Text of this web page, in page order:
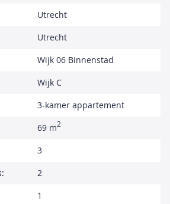
Utrecht
Utrecht
Wijk 06 Binnenstad
Wijk C
3-kamer appartement
69 m2
3
2
1